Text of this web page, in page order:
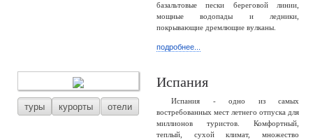
базальтовые пески береговой линии,
мощные водопады и ледники,
покрывающие дремлющие вулканы.
подробнее...
туры курорты отели
Испания
Испания - одно из самых
востребованных мест летнего отпуска для
миллионов туристов. Комфортный,
теплый, сухой климат, множество